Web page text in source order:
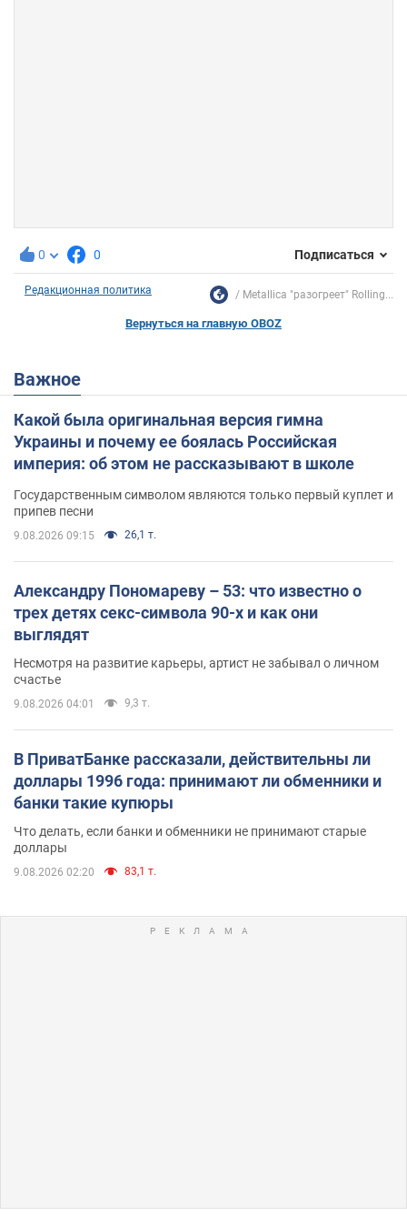
0 0 Подписаться
Редакционная политика Metallica "разогреет" Rolling...
Вернуться на главную OBOZ
Важное
Какой была оригинальная версия гимна
Украины и почему ее боялась Российская
империя: об этом не рассказывают в школе
Государственным символом являются только первый куплет и
припев песни
9.08.2026 09:15 26,1 т.
Александру Пономареву – 53: что известно о
трех детях секс-символа 90-х и как они
выглядят
Несмотря на развитие карьеры, артист не забывал о личном
счастье
9.08.2026 04:01 9,3 т.
В ПриватБанке рассказали, действительны ли
доллары 1996 года: принимают ли обменники и
банки такие купюры
Что делать, если банки и обменники не принимают старые
доллары
9.08.2026 02:20 83,1 т.